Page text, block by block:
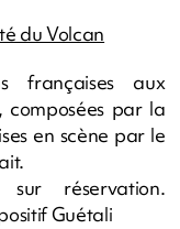
du Volcan
françaises aux
composées par la
en scène par le
réservation.
Guétali